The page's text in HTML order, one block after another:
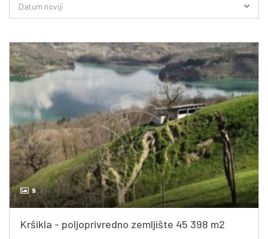
Datum noviji
9
Kršikla - poljoprivredno zemljište 45 398 m2